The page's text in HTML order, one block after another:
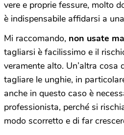
vere e proprie fessure, molto
è indispensabile affidarsi a
Mi raccomando, non usate
tagliarsi è facilissimo e il
veramente alto. Un’altra cosa
tagliare le unghie, in
anche in questo caso è
professionista, perché si
modo scorretto e di far